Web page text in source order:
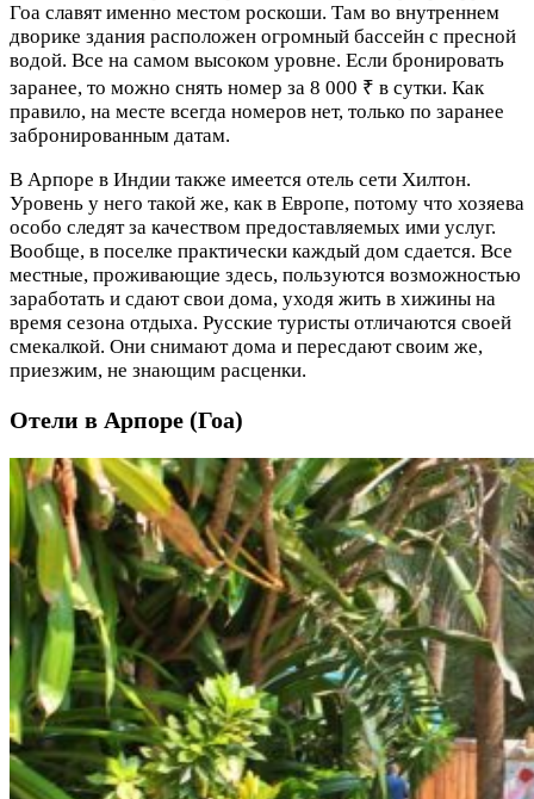
Гоа славят именно местом роскоши. Там во внутреннем
дворике здания расположен огромный бассейн с пресной
водой. Все на самом высоком уровне. Если бронировать
заранее, то можно снять номер за 8 000 ₹ в сутки. Как
правило, на месте всегда номеров нет, только по заранее
забронированным датам.
В Арпоре в Индии также имеется отель сети Хилтон.
Уровень у него такой же, как в Европе, потому что хозяева
особо следят за качеством предоставляемых ими услуг.
Вообще, в поселке практически каждый дом сдается. Все
местные, проживающие здесь, пользуются возможностью
заработать и сдают свои дома, уходя жить в хижины на
время сезона отдыха. Русские туристы отличаются своей
смекалкой. Они снимают дома и пересдают своим же,
приезжим, не знающим расценки.
Отели в Арпоре (Гоа)